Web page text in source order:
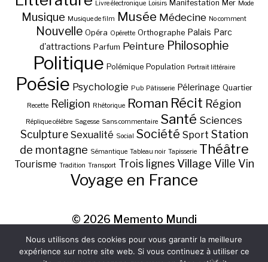
Livre électronique Loisirs Manifestation Mer Mode
Musique Musique de film Musée Médecine No comment
Nouvelle Opéra Opérette Orthographe Palais Parc
d'attractions Parfum Peinture Philosophie
Politique Polémique Population Portrait littéraire
Poésie Psychologie Pub Pâtisserie Pélerinage Quartier
Recette Religion Rhétorique Roman Récit Région
Réplique célèbre Sagesse Sans commentaire Santé Sciences
Sculpture Sexualité Social Société Sport Station
de montagne Sémantique Tableau noir Tapisserie Théâtre
Tourisme Tradition Transport Trois lignes Village Ville Vin
Voyage en France
© 2026 Memento Mundi
Nous utilisons des cookies pour vous garantir la meilleure
expérience sur notre site web. Si vous continuez à utiliser ce